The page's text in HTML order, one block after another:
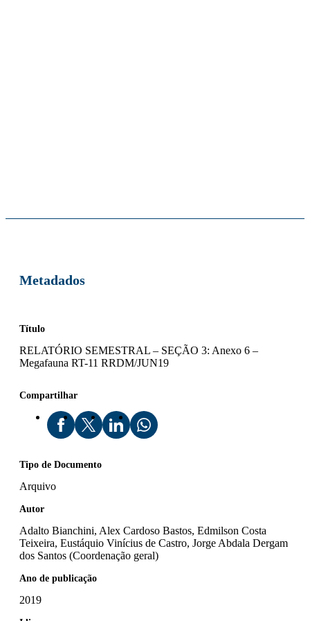
Metadados
Título
RELATÓRIO SEMESTRAL – SEÇÃO 3: Anexo 6 –
Megafauna RT-11 RRDM/JUN19
Compartilhar
Tipo de Documento
Arquivo
Autor
Adalto Bianchini, Alex Cardoso Bastos, Edmilson Costa
Teixeira, Eustáquio Vinícius de Castro, Jorge Abdala Dergam
dos Santos (Coordenação geral)
Ano de publicação
2019